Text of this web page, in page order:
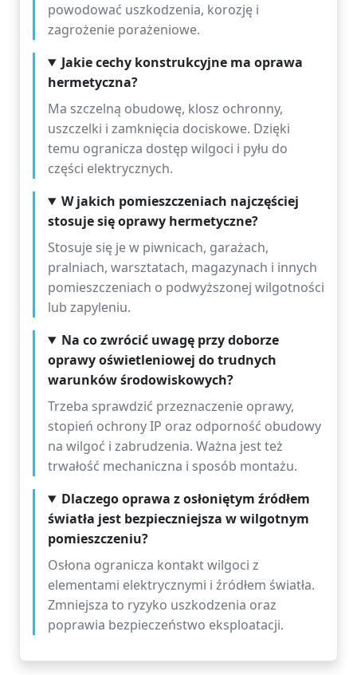
powodować uszkodzenia, korozję i
zagrożenie porażeniowe.
Jakie cechy konstrukcyjne ma oprawa
hermetyczna?
Ma szczelną obudowę, klosz ochronny,
uszczelki i zamknięcia dociskowe. Dzięki
temu ogranicza dostęp wilgoci i pyłu do
części elektrycznych.
W jakich pomieszczeniach najczęściej
stosuje się oprawy hermetyczne?
Stosuje się je w piwnicach, garażach,
pralniach, warsztatach, magazynach i innych
pomieszczeniach o podwyższonej wilgotności
lub zapyleniu.
Na co zwrócić uwagę przy doborze
oprawy oświetleniowej do trudnych
warunków środowiskowych?
Trzeba sprawdzić przeznaczenie oprawy,
stopień ochrony IP oraz odporność obudowy
na wilgoć i zabrudzenia. Ważna jest też
trwałość mechaniczna i sposób montażu.
Dlaczego oprawa z osłoniętym źródłem
światła jest bezpieczniejsza w wilgotnym
pomieszczeniu?
Osłona ogranicza kontakt wilgoci z
elementami elektrycznymi i źródłem światła.
Zmniejsza to ryzyko uszkodzenia oraz
poprawia bezpieczeństwo eksploatacji.